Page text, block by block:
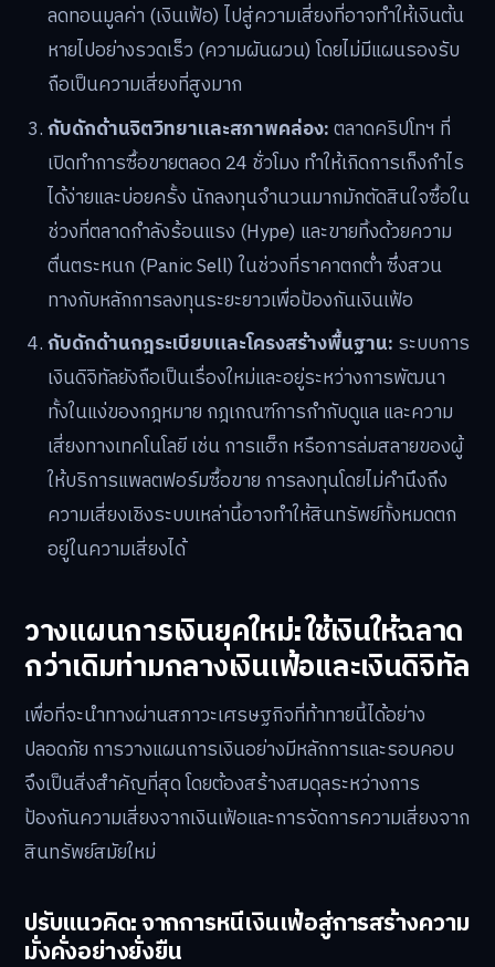
ลดทอนมูลค่า (เงินเฟ้อ) ไปสู่ความเสี่ยงที่อาจทำให้เงินต้น
หายไปอย่างรวดเร็ว (ความผันผวน) โดยไม่มีแผนรองรับ
ถือเป็นความเสี่ยงที่สูงมาก
กับดักด้านจิตวิทยาและสภาพคล่อง:ตลาดคริปโทฯ ที่
เปิดทำการซื้อขายตลอด 24 ชั่วโมง ทำให้เกิดการเก็งกำไร
ได้ง่ายและบ่อยครั้ง นักลงทุนจำนวนมากมักตัดสินใจซื้อใน
ช่วงที่ตลาดกำลังร้อนแรง (Hype) และขายทิ้งด้วยความ
ตื่นตระหนก (Panic Sell) ในช่วงที่ราคาตกต่ำ ซึ่งสวน
ทางกับหลักการลงทุนระยะยาวเพื่อป้องกันเงินเฟ้อ
กับดักด้านกฎระเบียบและโครงสร้างพื้นฐาน: ระบบการ
เงินดิจิทัลยังถือเป็นเรื่องใหม่และอยู่ระหว่างการพัฒนา
ทั้งในแง่ของกฎหมาย กฎเกณฑ์การกำกับดูแล และความ
เสี่ยงทางเทคโนโลยี เช่น การแฮ็ก หรือการล่มสลายของผู้
ให้บริการแพลตฟอร์มซื้อขาย การลงทุนโดยไม่คำนึงถึง
ความเสี่ยงเชิงระบบเหล่านี้อาจทำให้สินทรัพย์ทั้งหมดตก
อยู่ในความเสี่ยงได้
วางแผนการเงินยุคใหม่: ใช้เงินให้ฉลาด
กว่าเดิมท่ามกลางเงินเฟ้อและเงินดิจิทัล
เพื่อที่จะนำทางผ่านสภาวะเศรษฐกิจที่ท้าทายนี้ได้อย่าง
ปลอดภัย การวางแผนการเงินอย่างมีหลักการและรอบคอบ
จึงเป็นสิ่งสำคัญที่สุด โดยต้องสร้างสมดุลระหว่างการ
ป้องกันความเสี่ยงจากเงินเฟ้อและการจัดการความเสี่ยงจาก
สินทรัพย์สมัยใหม่
ปรับแนวคิด: จากการหนีเงินเฟ้อสู่การสร้างความ
มั่งคั่งอย่างยั่งยืน